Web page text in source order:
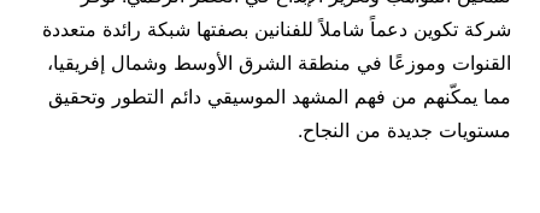
شركة تكوين دعماً شاملاً للفنانين بصفتها شبكة رائدة متعددة
القنوات وموزعًا في منطقة الشرق الأوسط وشمال إفريقيا،
مما يمكّنهم من فهم المشهد الموسيقي دائم التطور وتحقيق
مستويات جديدة من النجاح.